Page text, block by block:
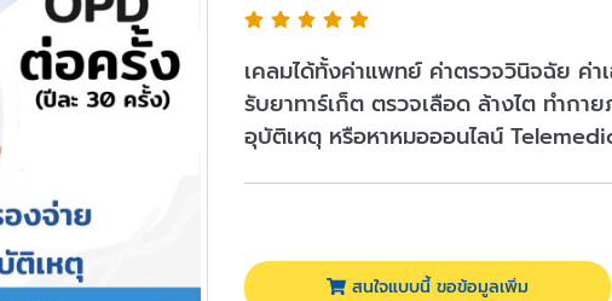
เคลมได้ทั้งค่าแพทย์ ค่าตรวจวินิจฉัย ค่
รับยาทาร์เก็ต ตรวจเลือด ล้างไต ทำก
อุบัติเหตุ หรือหาหมอออนไลน์
สนใจแบบนี้ ขอข้อมูลเพิ่ม